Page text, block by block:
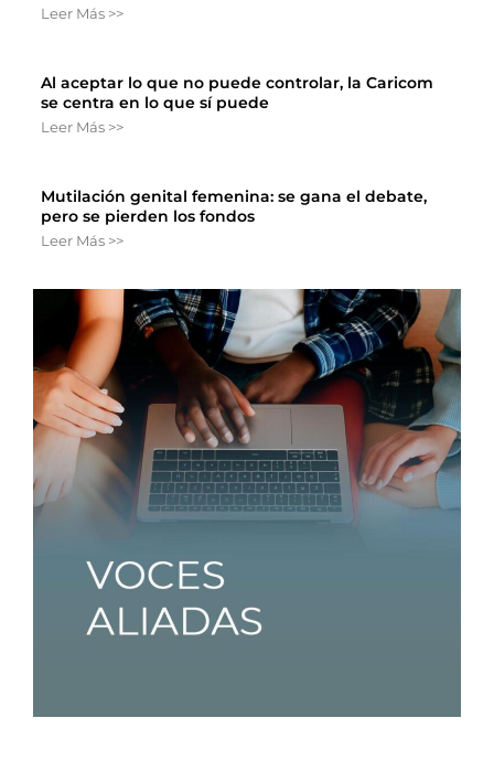
Leer Más >>
Al aceptar lo que no puede controlar, la Caricom
se centra en lo que sí puede
Leer Más >>
Mutilación genital femenina: se gana el debate,
pero se pierden los fondos
Leer Más >>